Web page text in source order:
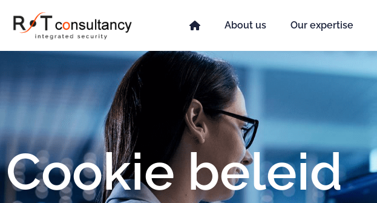
About us Our expertise
Cookie beleid